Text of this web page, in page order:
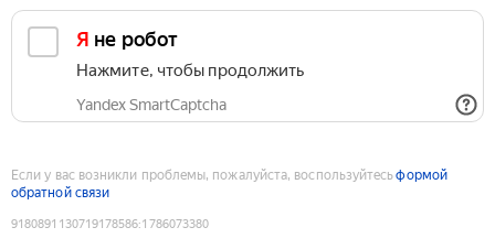
Я не робот
Нажмите, чтобы продолжить
Yandex SmartCaptcha
Если у вас возникли проблемы, пожалуйста, воспользуйтесьформой
обратной связи
9180891130719178586:1786073380